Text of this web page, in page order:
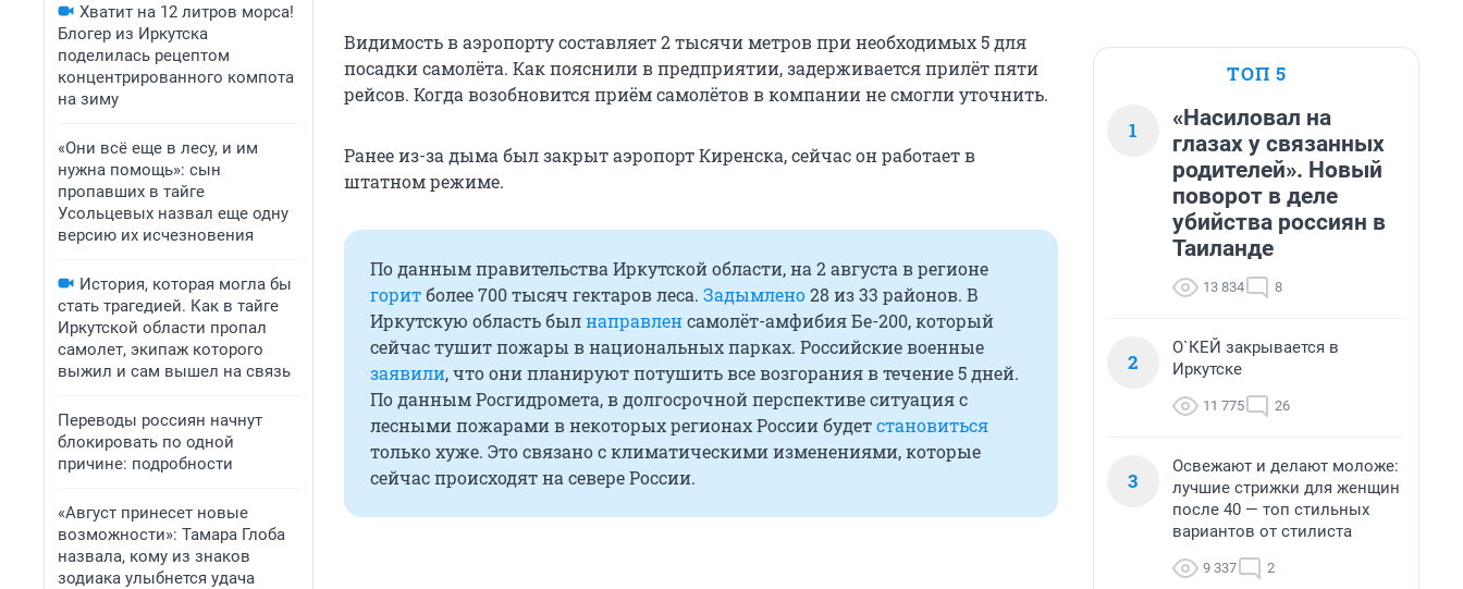
Хватит на 12 литров морса!
Блогер из Иркутска
поделилась рецептом
концентрированного компота
на зиму
«Они всё еще в лесу, и им
нужна помощь»: сын
пропавших в тайге
Усольцевых назвал еще одну
версию их исчезновения
История, которая могла бы
стать трагедией. Как в тайге
Иркутской области пропал
самолет, экипаж которого
выжил и сам вышел на связь
Переводы россиян начнут
блокировать по одной
причине: подробности
«Август принесет новые
возможности»: Тамара Глоба
назвала, кому из знаков
зодиака улыбнется удача
Видимость в аэропорту составляет 2 тысячи метров при необходимых 5 для
посадки самолёта. Как пояснили в предприятии, задерживается прилёт пяти
рейсов. Когда возобновится приём самолётов в компании не смогли уточнить.
Ранее из-за дыма был закрыт аэропорт Киренска, сейчас он работает в
штатном режиме.
По данным правительства Иркутской области, на 2 августа в регионе
горитболее 700 тысяч гектаров леса. Задымлено28 из 33 районов. В
Иркутскую область былнаправленсамолёт-амфибия Бе-200, который
сейчас тушит пожары в национальных парках. Российские военные
заявили, что они планируют потушить все возгорания в течение 5 дней.
По данным Росгидромета, в долгосрочной перспективе ситуация с
лесными пожарами в некоторых регионах России будетстановиться
только хуже. Это связано с климатическими изменениями, которые
сейчас происходят на севере России.
ТОП 5
1
«Насиловал на
глазах у связанных
родителей». Новый
поворот в деле
убийства россиян в
Таиланде
13 834 8
2
О`КЕЙ закрывается в
Иркутске
11 775 26
3
Освежают и делают моложе:
лучшие стрижки для женщин
после 40 — топ стильных
вариантов от стилиста
9 337 2